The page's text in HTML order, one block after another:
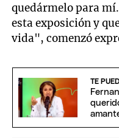
quedármelo para
esta exposición y
vida", comenzó
TE